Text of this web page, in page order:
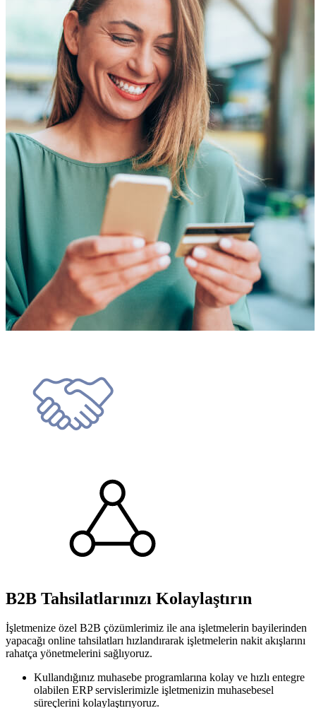
B2B Tahsilatlarınızı Kolaylaştırın
İşletmenize özel B2B çözümlerimiz ile ana işletmelerin bayilerinden
yapacağı online tahsilatları hızlandırarak işletmelerin nakit akışlarını
rahatça yönetmelerini sağlıyoruz.
Kullandığınız muhasebe programlarına kolay ve hızlı entegre
olabilen ERP servislerimizle işletmenizin muhasebesel
süreçlerini kolaylaştırıyoruz.